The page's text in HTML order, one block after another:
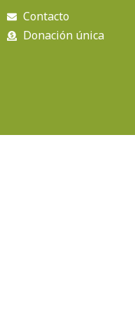
Contacto
Donación única